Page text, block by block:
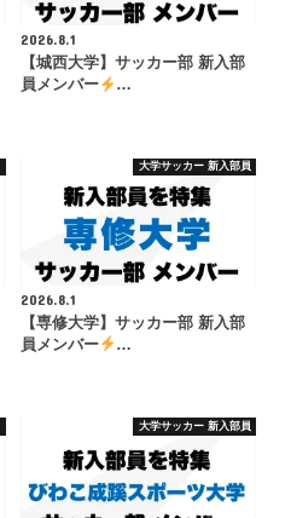
2026.8.1
【城西大学】サッカー部 新入部
員メンバー
…
大学サッカー 新入部員
2026.8.1
【専修大学】サッカー部 新入部
員メンバー
…
大学サッカー 新入部員